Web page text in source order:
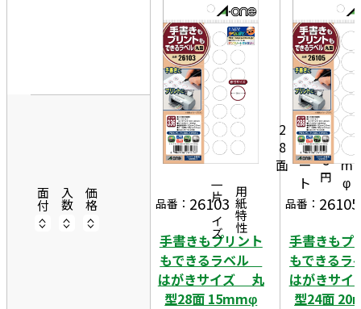
面付 入数 価格 一片サイズ 用紙特性
品番： 26103
手書きもプリント
もできるラベル
はがきサイズ 丸
型28面 15mmφ
2
8
面
1
2
シ
ー
ト
3
9
6
円
1
5
m
m
φ
品番： 26105
手書きもプ
もできる
はがきサ
型24面